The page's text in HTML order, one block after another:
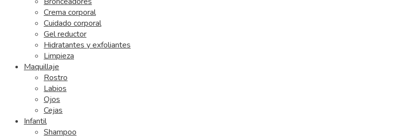
Crema corporal
Cuidado corporal
Gel reductor
Hidratantes y exfoliantes
Limpieza
Maquillaje
Rostro
Labios
Ojos
Cejas
Infantil
Shampoo